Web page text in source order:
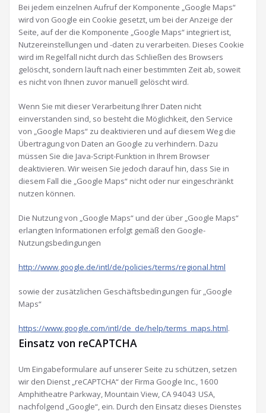
Bei jedem einzelnen Aufruf der Komponente „Google Maps“
wird von Google ein Cookie gesetzt, um bei der Anzeige der
Seite, auf der die Komponente „Google Maps“ integriert ist,
Nutzereinstellungen und -daten zu verarbeiten. Dieses Cookie
wird im Regelfall nicht durch das Schließen des Browsers
gelöscht, sondern läuft nach einer bestimmten Zeit ab, soweit
es nicht von Ihnen zuvor manuell gelöscht wird.
Wenn Sie mit dieser Verarbeitung Ihrer Daten nicht
einverstanden sind, so besteht die Möglichkeit, den Service
von „Google Maps“ zu deaktivieren und auf diesem Weg die
Übertragung von Daten an Google zu verhindern. Dazu
müssen Sie die Java-Script-Funktion in Ihrem Browser
deaktivieren. Wir weisen Sie jedoch darauf hin, dass Sie in
diesem Fall die „Google Maps“ nicht oder nur eingeschränkt
nutzen können.
Die Nutzung von „Google Maps“ und der über „Google Maps“
erlangten Informationen erfolgt gemäß den Google-
Nutzungsbedingungen
http://www.google.de/intl/de/policies/terms/regional.html
sowie der zusätzlichen Geschäftsbedingungen für „Google
Maps“
https://www.google.com/intl/de_de/help/terms_maps.html.
Einsatz von reCAPTCHA
Um Eingabeformulare auf unserer Seite zu schützen, setzen
wir den Dienst „reCAPTCHA“ der Firma Google Inc., 1600
Amphitheatre Parkway, Mountain View, CA 94043 USA,
nachfolgend „Google“, ein. Durch den Einsatz dieses Dienstes